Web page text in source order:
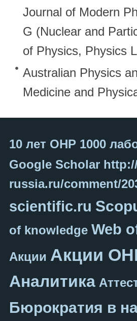
Journal of Modern
G (Nuclear and
of Physics, Physics
Australian Physics
Medicine and
10 лет ОНР 1000
Google Scholar
russia.ru/comment/
scientific.ru
of knowledge Web
Акции Акции
Аналитика
Бюрократия в